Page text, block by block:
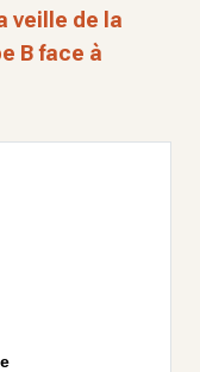
veille de la
B face à